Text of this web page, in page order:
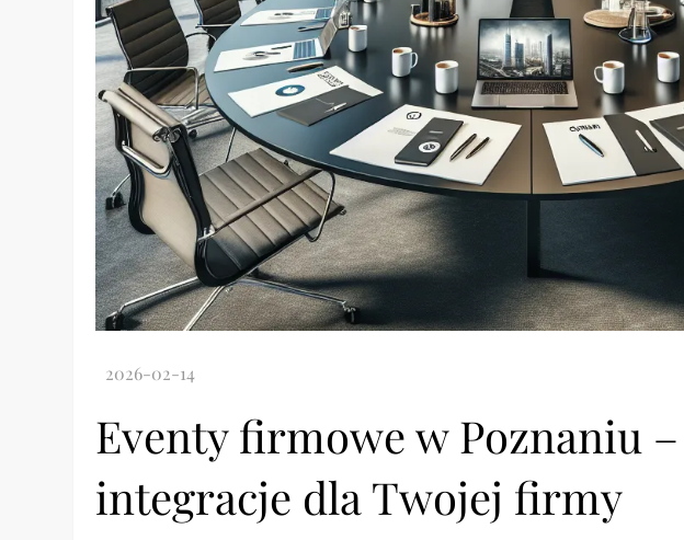
Eventy firmowe w Poznaniu
integracje dla Twojej firmy